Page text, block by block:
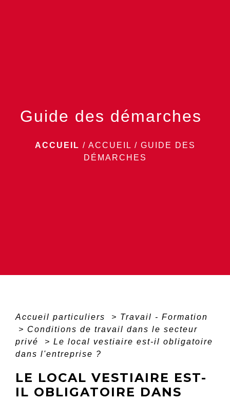
Guide des démarches
ACCUEIL / ACCUEIL / GUIDE DES
DÉMARCHES
Accueil particuliers > Travail - Formation
> Conditions de travail dans le secteur
privé
> Le local vestiaire est-il obligatoire
dans l'entreprise ?
LE LOCAL VESTIAIRE EST-
IL OBLIGATOIRE DANS